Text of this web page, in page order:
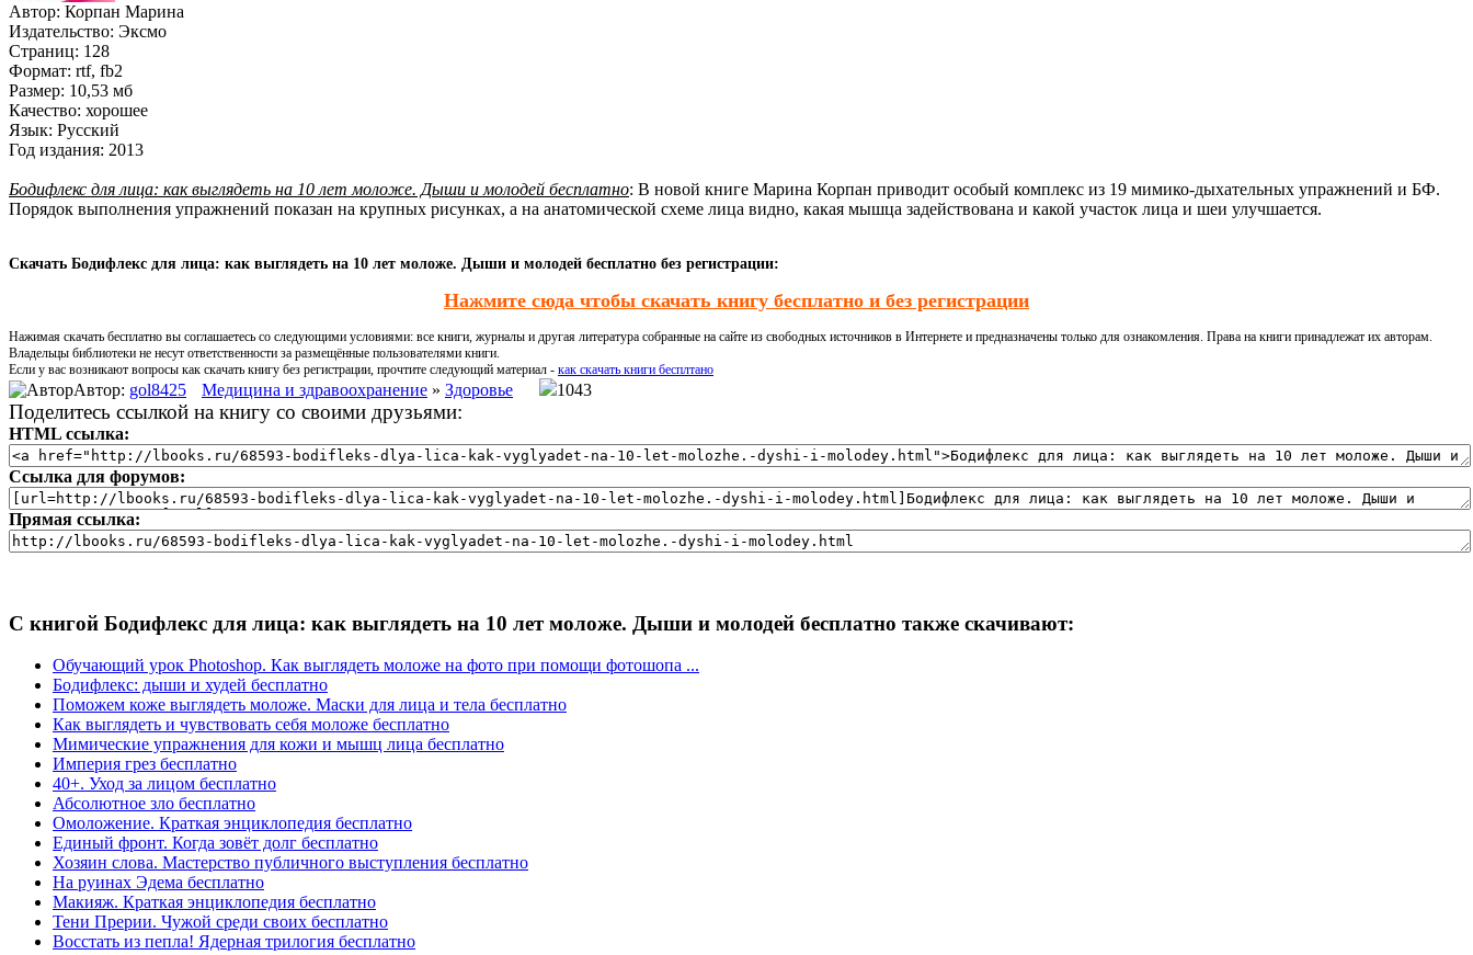
Автор: Корпан Марина
Издательство: Эксмо
Страниц: 128
Формат: rtf, fb2
Размер: 10,53 мб
Качество: хорошее
Язык: Русский
Год издания: 2013
Бодифлекс для лица: как выглядеть на 10 лет моложе. Дыши и молодей бесплатно: В новой книге Марина Корпан приводит особый комплекс из 19 мимико-дыхательных упражнений и БФ.
Порядок выполнения упражнений показан на крупных рисунках, а на анатомической схеме лица видно, какая мышца задействована и какой участок лица и шеи улучшается.
Скачать Бодифлекс для лица: как выглядеть на 10 лет моложе. Дыши и молодей бесплатно без регистрации:
Нажмите сюда чтобы скачать книгу бесплатно и без регистрации
Нажимая скачать бесплатно вы соглашаетесь со следующими условиями: все книги, журналы и другая литература собранные на сайте из свободных источников в Интернете и предназначены только для ознакомления. Права на книги принадлежат их авторам.
Владельцы библиотеки не несут ответственности за размещённые пользователями книги.
Если у вас возникают вопросы как скачать книгу без регистрации, прочтите следующий материал - как скачать книги бесплтано
Автор: gol8425 Медицина и здравоохранение » Здоровье 1043
Поделитесь ссылкой на книгу со своими друзьями:
HTML ссылка:
Ссылка для форумов:
Прямая ссылка:
С книгой Бодифлекс для лица: как выглядеть на 10 лет моложе. Дыши и молодей бесплатно также скачивают:
Обучающий урок Photoshop. Как выглядеть моложе на фото при помощи фотошопа ...
Бодифлекс: дыши и худей бесплатно
Поможем коже выглядеть моложе. Маски для лица и тела бесплатно
Как выглядеть и чувствовать себя моложе бесплатно
Мимические упражнения для кожи и мышц лица бесплатно
Империя грез бесплатно
40+. Уход за лицом бесплатно
Абсолютное зло бесплатно
Омоложение. Краткая энциклопедия бесплатно
Единый фронт. Когда зовёт долг бесплатно
Хозяин слова. Мастерство публичного выступления бесплатно
На руинах Эдема бесплатно
Макияж. Краткая энциклопедия бесплатно
Тени Прерии. Чужой среди своих бесплатно
Восстать из пепла! Ядерная трилогия бесплатно